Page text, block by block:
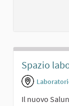
Spazio
Il nuovo